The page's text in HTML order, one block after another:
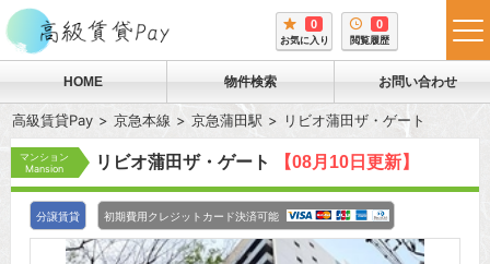
0
お気に入り
0
閲覧履歴
HOME 物件検索 お問い合わせ
高級賃貸Pay 京急本線 京急蒲田駅 リビオ蒲田ザ・ゲート
マンション
Mansion
リビオ蒲田ザ・ゲート 【08月10日更新】
分譲賃貸 初期費用クレジットカード決済可能